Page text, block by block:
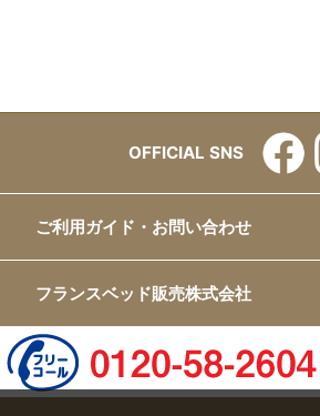
OFFICIAL SNS
ご利用ガイド・お問い合わせ
フランスベッド販売株式会社